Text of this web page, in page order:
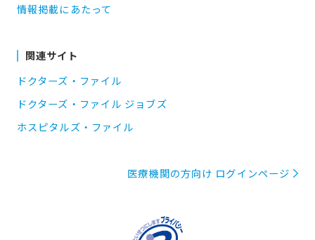
情報掲載にあたって
関連サイト
ドクターズ・ファイル
ドクターズ・ファイル ジョブズ
ホスピタルズ・ファイル
医療機関の方向け ログインページ